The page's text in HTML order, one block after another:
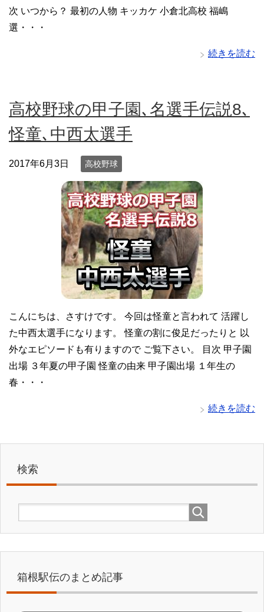
次 いつから？ 最初の人物 キッカケ 小倉北高校 福嶋
選・・・
続きを読む
高校野球の甲子園､名選手伝説8､
怪童､中西太選手
2017年6月3日 高校野球
こんにちは、さすけです。 今回は怪童と言われて 活躍し
た中西太選手になります。 怪童の割に俊足だったりと 以
外なエピソードも有りますので ご覧下さい。 目次 甲子園
出場 ３年夏の甲子園 怪童の由来 甲子園出場 １年生の
春・・・
続きを読む
検索
箱根駅伝のまとめ記事